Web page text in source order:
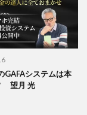
GAFAシステムは本
望月 光